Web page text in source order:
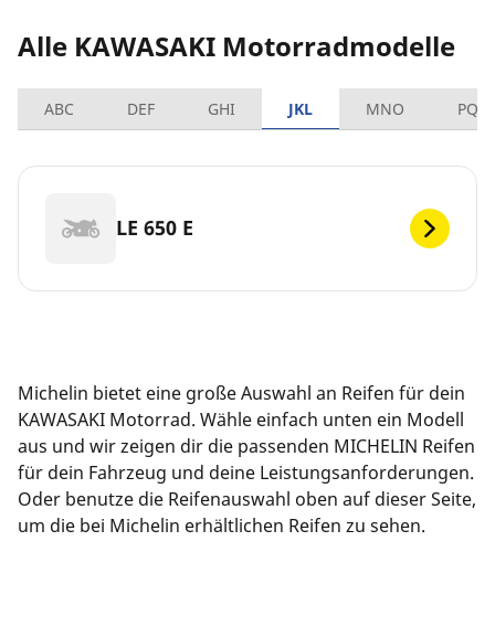
Alle KAWASAKI Motorradmodelle
ABC DEF GHI JKL MNO
LE 650 E
Michelin bietet eine große Auswahl an Reifen für dein
KAWASAKI Motorrad. Wähle einfach unten ein Modell
aus und wir zeigen dir die passenden MICHELIN Reifen
für dein Fahrzeug und deine Leistungsanforderungen.
Oder benutze die Reifenauswahl oben auf dieser Seite,
um die bei Michelin erhältlichen Reifen zu sehen.